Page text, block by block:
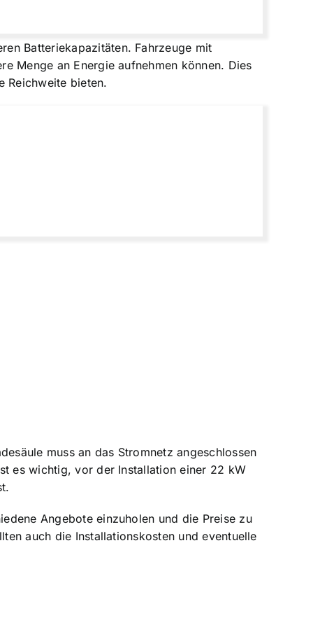
Batteriekapazitäten. Fahrzeuge mit
Menge an Energie aufnehmen können. Dies
Reichweite bieten.
muss an das Stromnetz angeschlossen
es wichtig, vor der Installation einer 22 kW
Angebote einzuholen und die Preise zu
auch die Installationskosten und eventuelle